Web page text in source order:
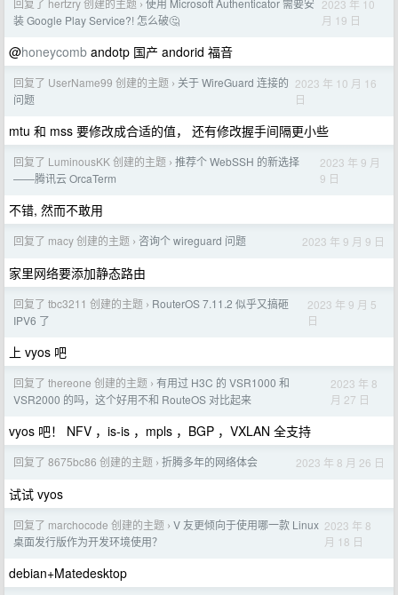
回复了 hertzry 创建的主题 › 使用 Microsoft Authenticator 需要安
装 Google Play Service?! 怎么破🤔
2023 年 10
月 19 日
@honeycomb andotp 国产 andorid 福音
回复了 UserName99 创建的主题 › 关于 WireGuard 连接的
问题
2023 年 10 月 16
日
mtu 和 mss 要修改成合适的值， 还有修改握手间隔更小些
回复了 LuminousKK 创建的主题 › 推荐个 WebSSH 的新选择
——腾讯云 OrcaTerm
2023 年 9 月
9 日
不错, 然而不敢用
回复了 macy 创建的主题 › 咨询个 wireguard 问题 2023 年 9 月 9 日
家里网络要添加静态路由
回复了 tbc3211 创建的主题 › RouterOS 7.11.2 似乎又搞砸
IPV6 了
2023 年 9 月 5
日
上 vyos 吧
回复了 thereone 创建的主题 › 有用过 H3C 的 VSR1000 和
VSR2000 的吗，这个好用不和 RouteOS 对比起来
2023 年 8
月 27 日
vyos 吧！ NFV ，is-is ，mpls ，BGP ，VXLAN 全支持
回复了 8675bc86 创建的主题 › 折腾多年的网络体会 2023 年 8 月 26 日
试试 vyos
回复了 marchocode 创建的主题 › V 友更倾向于使用哪一款 Linux
桌面发行版作为开发环境使用？
2023 年 8
月 18 日
debian+Matedesktop